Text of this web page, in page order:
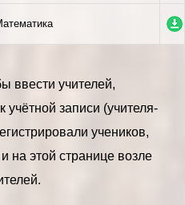
ввести учителей,
учётной записи (учителя-
учеников,
на этой странице возле